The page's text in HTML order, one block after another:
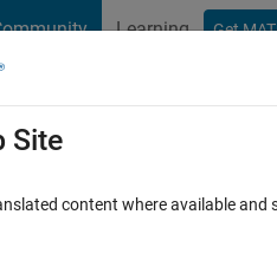
Learning Get
MATLAB FAQs
ウに表示する
Site
content where available